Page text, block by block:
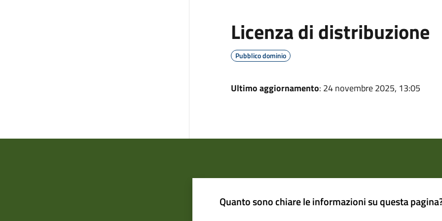
Licenza di distribuzione
Pubblico dominio
Ultimo aggiornamento: 24 novembre 2025, 13:05
Quanto sono chiare le informazioni su questa